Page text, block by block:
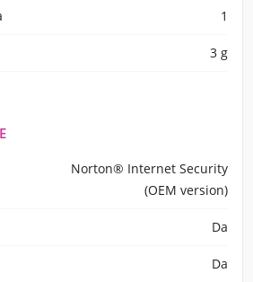
1
3 g
Norton® Internet Security
(OEM version)
Da
Da